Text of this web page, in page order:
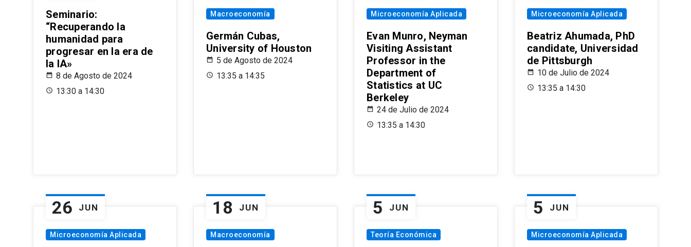
Seminario:
“Recuperando la
humanidad para
progresar en la era de
la IA»
8 de Agosto de 2024
13:30 a 14:30
Macroeconomía
Germán Cubas,
University of Houston
5 de Agosto de 2024
13:35 a 14:35
Microeconomía Aplicada
Evan Munro, Neyman
Visiting Assistant
Professor in the
Department of
Statistics at UC
Berkeley
24 de Julio de 2024
13:35 a 14:30
Microeconomía Aplicada
Beatriz Ahumada, PhD
candidate, Universidad
de Pittsburgh
10 de Julio de 2024
13:35 a 14:30
26 JUN
Microeconomía Aplicada
18 JUN
Macroeconomía
5 JUN
Teoría Económica
5 JUN
Microeconomía Aplicada